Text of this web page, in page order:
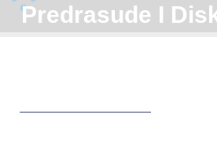
Predrasude I